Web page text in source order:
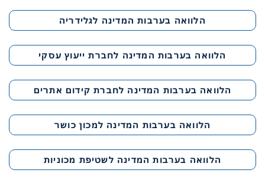
הלוואה בערבות המדינה לגלידריה
הלוואה בערבות המדינה לחברת ייעוץ עסקי
הלוואה בערבות המדינה לחברת קידום אתרים
הלוואה בערבות המדינה למכון כושר
הלוואה בערבות המדינה לשטיפת מכוניות